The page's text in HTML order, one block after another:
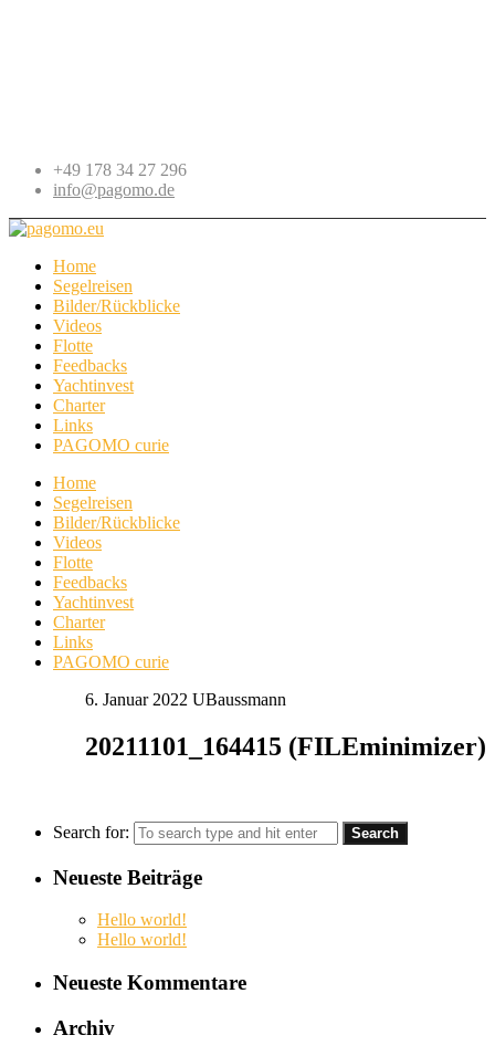
+49 178 34 27 296
info@pagomo.de
Home
Segelreisen
Bilder/Rückblicke
Videos
Flotte
Feedbacks
Yachtinvest
Charter
Links
PAGOMO curie
Home
Segelreisen
Bilder/Rückblicke
Videos
Flotte
Feedbacks
Yachtinvest
Charter
Links
PAGOMO curie
6. Januar 2022 UBaussmann
20211101_164415 (FILEminimizer)
Search for:
Neueste Beiträge
Hello world!
Hello world!
Neueste Kommentare
Archiv